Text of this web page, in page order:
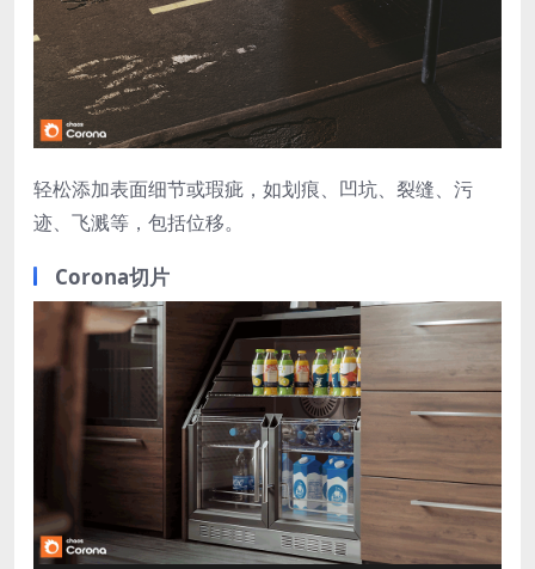
轻松添加表面细节或瑕疵，如划痕、凹坑、裂缝、污
迹、飞溅等，包括位移。
Corona切片